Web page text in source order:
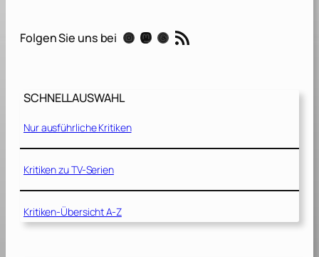
[
5
m
P
a
n
[
2
3
Folgen Sie uns bei Instagram Mastodon Threads RSS-Feed
SCHNELLAUSWAHL
Nur ausführliche Kritiken
Kritiken zu TV-Serien
Kritiken-Übersicht A-Z